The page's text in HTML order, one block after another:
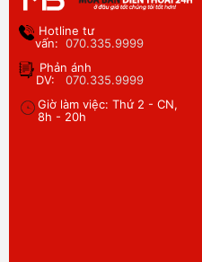
Hotline tư
vấn: 070.335.9999
Phản ánh
DV: 070.335.9999
Giờ làm việc: Thứ 2 - CN,
8h - 20h